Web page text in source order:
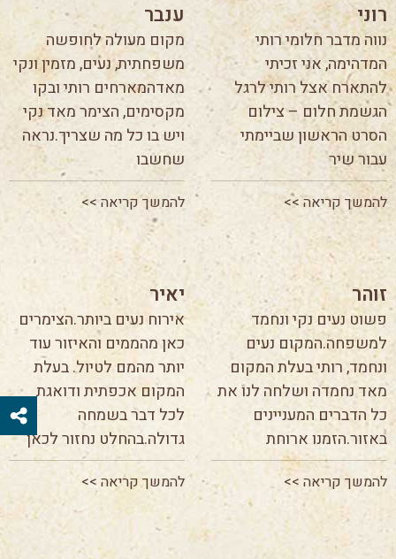
רוני
נווה מדבר חלומי רותי
המדהימה, אני זכיתי
להתארח אצל רותי לרגל
הגשמת חלום – צילום
הסרט הראשון שביימתי
עבור שיר
להמשך קריאה >>
ענבר
מקום מעולה לחופשה
משפחתית, נעים, מזמין ונקי
מאדהמארחים רותי ובקו
מקסימים, הצימר מאד נקי
ויש בו כל מה שצריך.נראה
שחשבו
להמשך קריאה >>
זוהר
פשוט נעים נקי ונחמד
למשפחה.המקום נעים
ונחמד, רותי בעלת המקום
מאד נחמדה ושלחה לנו את
כל הדברים המעניינים
באזור.הזמנו ארוחת
להמשך קריאה >>
יאיר
אירוח נעים ביותר.הצימרים
כאן מהממים והאיזור עוד
יותר מהמם לטיול. בעלת
המקום אכפתית ודואגת
לכל דבר בשמחה
גדולה.בהחלט נחזור לכאן
להמשך קריאה >>